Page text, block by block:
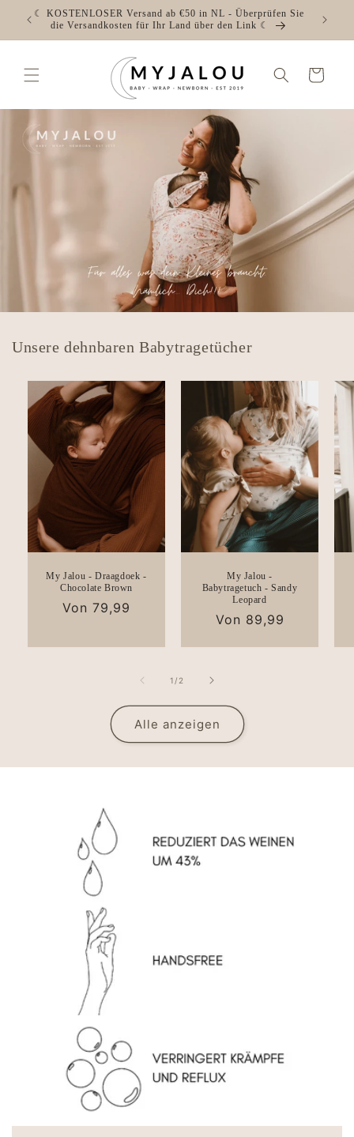
zum
Inhalt
☾ KOSTENLOSER Versand ab €50 in NL - Überprüfen Sie
die Versandkosten für Ihr Land über den Link ☾
Warenkorb
Unsere dehnbaren Babytragetücher
My Jalou - Draagdoek -
Chocolate Brown
Normaler
Von 79,99
My Jalou -
Babytragetuch - Sandy
Leopard
Normaler
Von 89,99
1 /von
2
Alle anzeigen